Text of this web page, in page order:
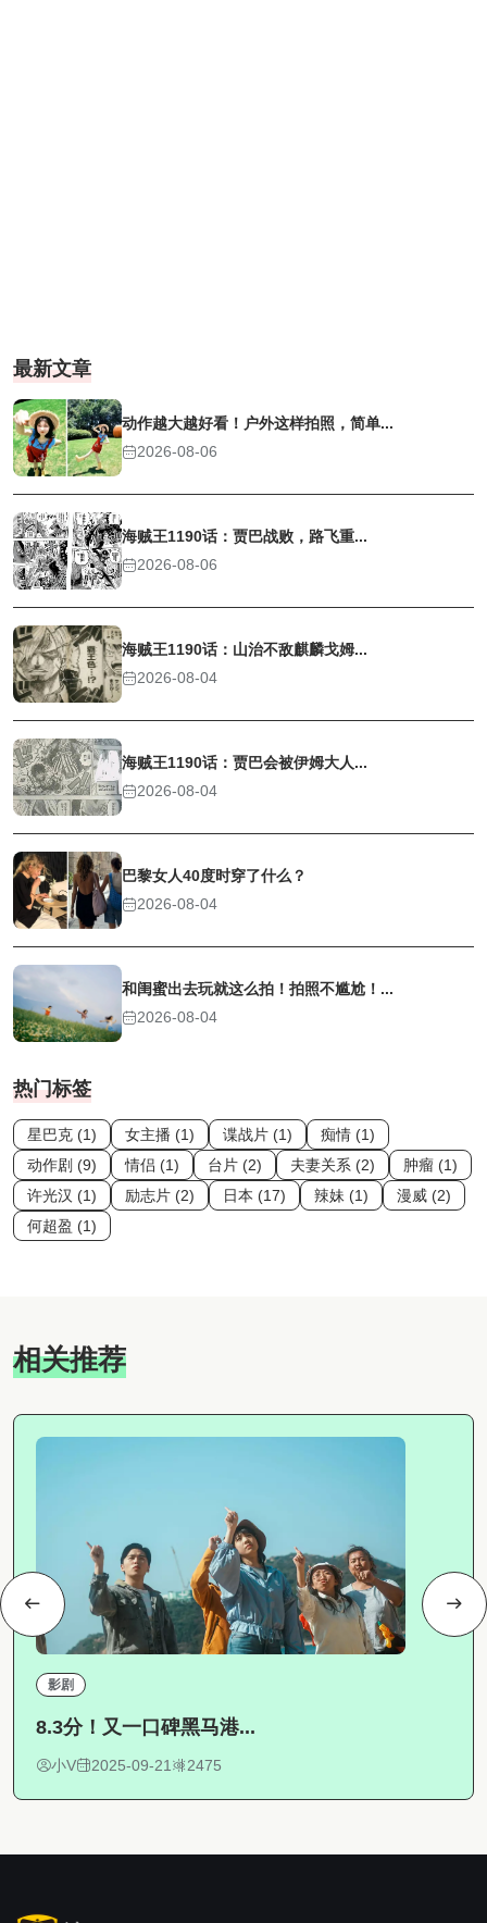
最新文章
动作越大越好看！户外这样拍照，简单...
2026-08-06
海贼王1190话：贾巴战败，路飞重...
2026-08-06
海贼王1190话：山治不敌麒麟戈姆...
2026-08-04
海贼王1190话：贾巴会被伊姆大人...
2026-08-04
巴黎女人40度时穿了什么？
2026-08-04
和闺蜜出去玩就这么拍！拍照不尴尬！...
2026-08-04
热门标签
星巴克 (1) 女主播 (1) 谍战片 (1)
痴情 (1)
动作剧 (9)
情侣 (1) 台片 (2) 夫妻关系 (2)
肿瘤 (1)
许光汉 (1)
励志片 (2) 日本 (17) 辣妹 (1)
漫威 (2)
何超盈 (1)
相关推荐
影剧
8.3分！又一口碑黑马港...
小V 2025-09-21 2475